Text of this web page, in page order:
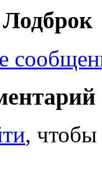
, чтобы